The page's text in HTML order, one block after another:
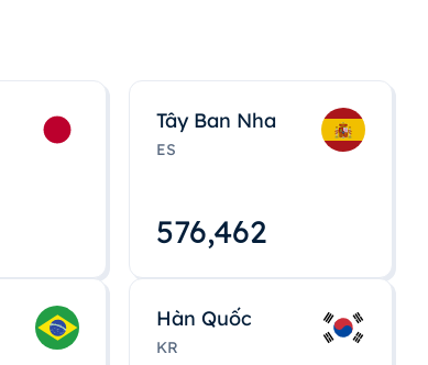
Tây Ban Nha
ES
576,463
Hàn Quốc
KR